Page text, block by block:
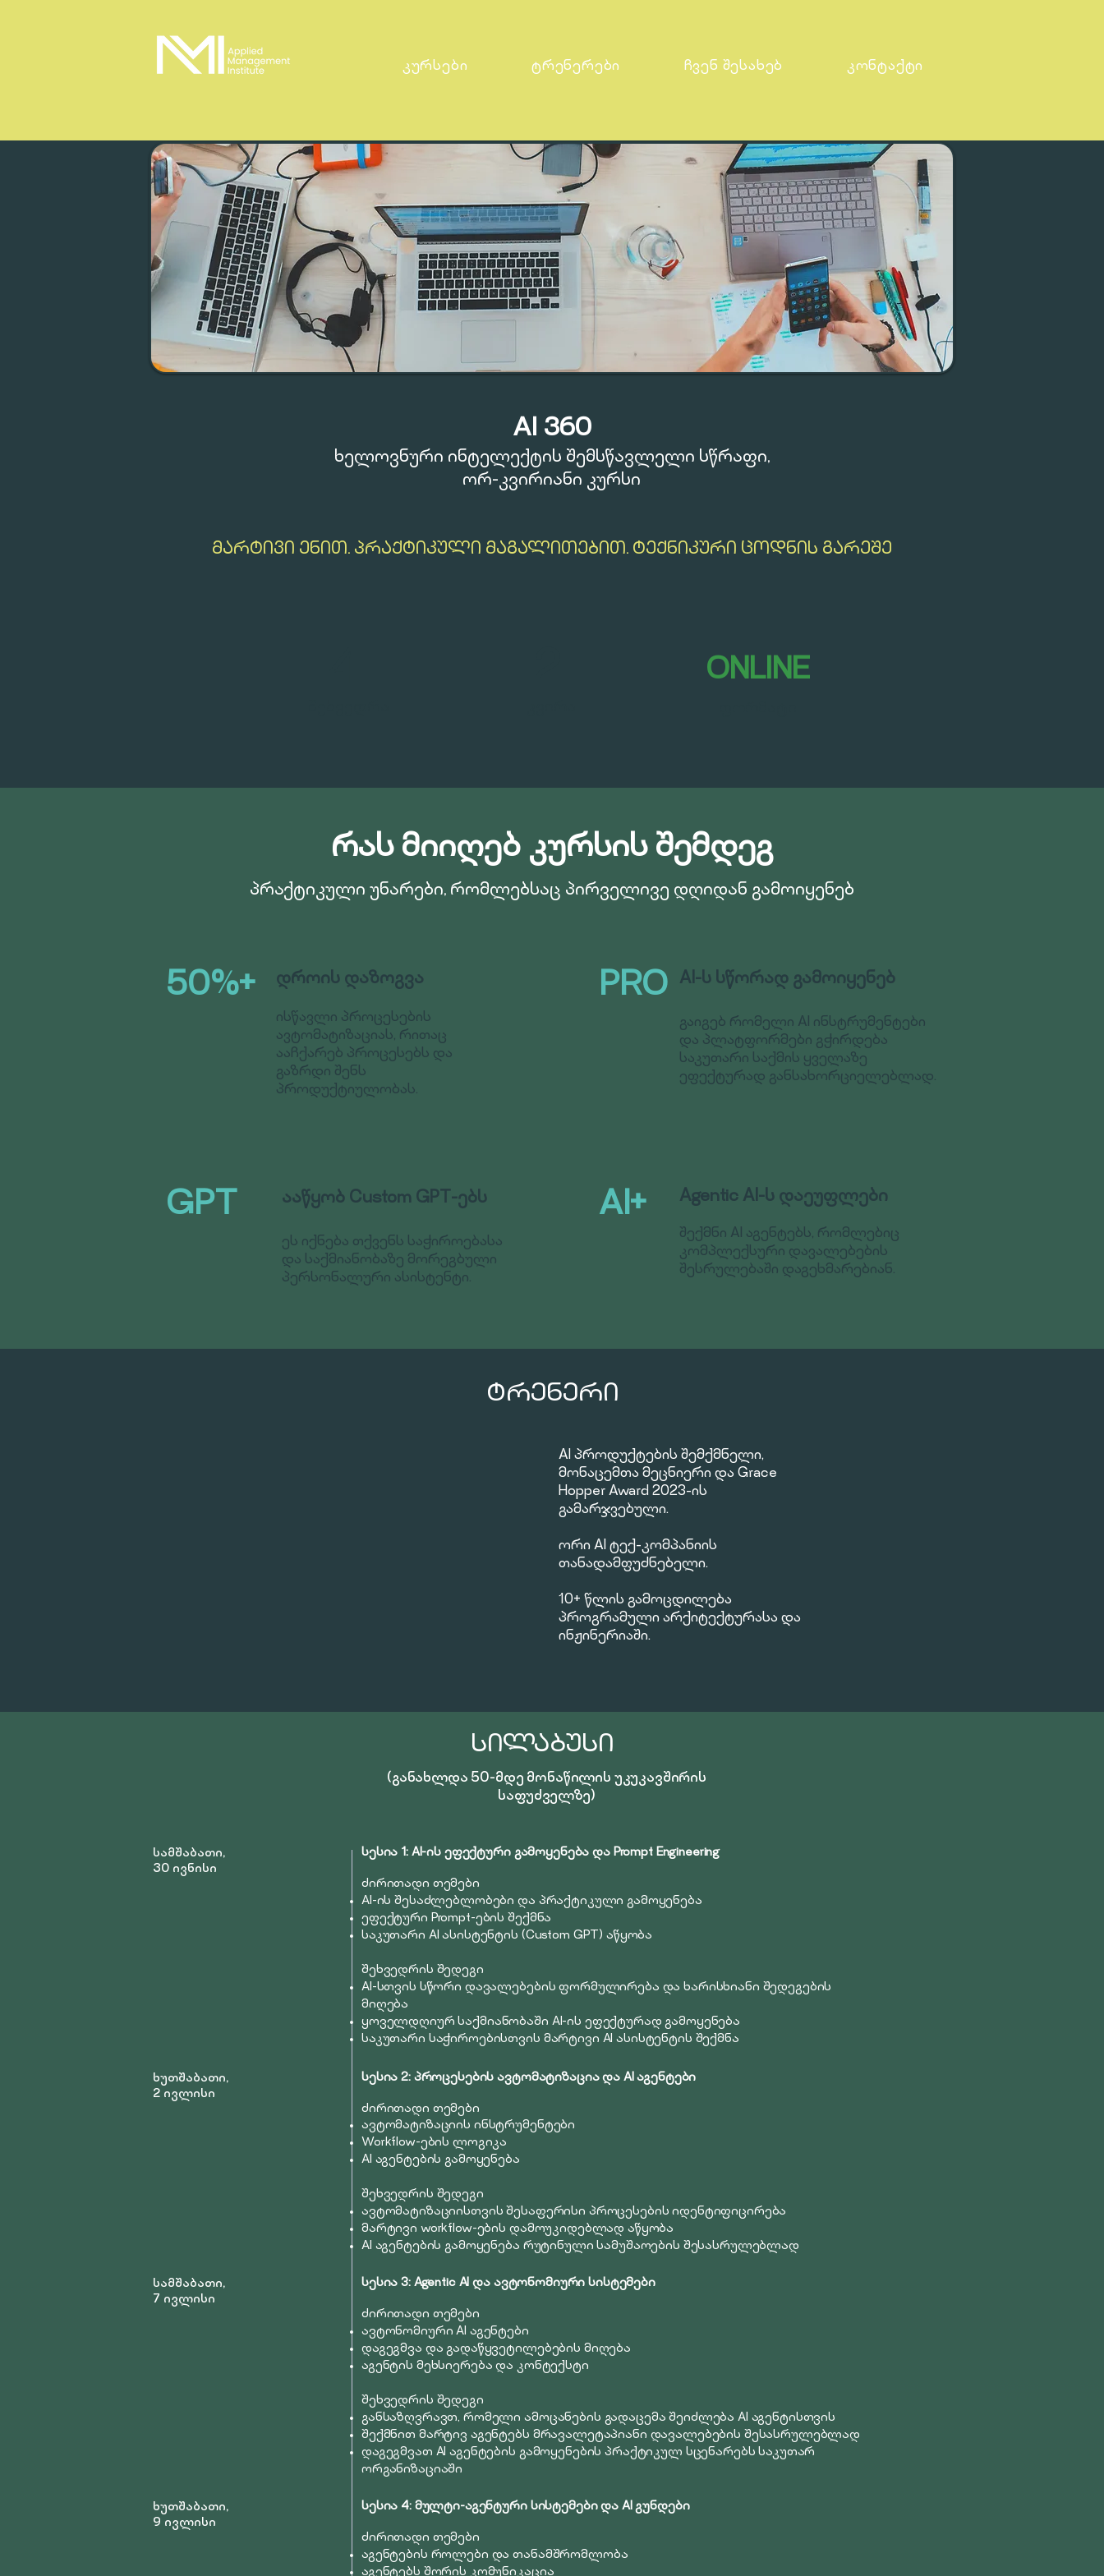
კურსები ტრენერები ჩვენ შესახებ კონტაქტი
AI 360
ხელოვნური ინტელექტის შემსწავლელი სწრაფი,
ორ-კვირიანი კურსი
ᲛᲐᲠᲢᲘᲕᲘ ᲔᲜᲘᲗ. ᲞᲠᲐᲥᲢᲘᲙᲣᲚᲘ ᲛᲐᲒᲐᲚᲘᲗᲔᲑᲘᲗ. ᲢᲔᲥᲜᲘᲙᲣᲠᲘ ᲪᲝᲓᲜᲘᲡ ᲒᲐᲠᲔᲨᲔ
ONLINE
რას მიიღებ კურსის შემდეგ
პრაქტიკული უნარები, რომლებსაც პირველივე დღიდან გამოიყენებ
50%+ დროის დაზოგვა
ისწავლი პროცესების
ავტომატიზაციას, რითაც
ააჩქარებ პროცესებს და
გაზრდი შენს
პროდუქტიულობას.
PRO AI-ს სწორად გამოიყენებ
გაიგებ რომელი AI ინსტრუმენტები
და პლატფორმები გჭირდება
საკუთარი საქმის ყველაზე
ეფექტურად განსახორციელებლად.
GPT ააწყობ Custom GPT-ებს
ეს იქნება თქვენს საჭიროებასა
და საქმიანობაზე მორეგბული
პერსონალური ასისტენტი.
AI+ Agentic AI-ს დაეუფლები
შექმნი AI აგენტებს, რომლებიც
კომპლექსური დავალებების
შესრულებაში დაგეხმარებიან.
ᲢᲠᲔᲜᲔᲠᲘ
AI პროდუქტების შემქმნელი,
მონაცემთა მეცნიერი და Grace
Hopper Award 2023-ის
გამარჯვებული.
ორი AI ტექ-კომპანიის
თანადამფუძნებელი.
10+ წლის გამოცდილება
პროგრამული არქიტექტურასა და
ინჟინერიაში.
ᲡᲘᲚᲐᲑᲣᲡᲘ
(განახლდა 50-მდე მონაწილის უკუკავშირის
საფუძველზე)
სამშაბათი,
30 ივნისი
სესია 1: AI-ის ეფექტური გამოყენება და Prompt Engineering
ძირითადი თემები
AI-ის შესაძლებლობები და პრაქტიკული გამოყენება
ეფექტური Prompt-ების შექმნა
საკუთარი AI ასისტენტის (Custom GPT) აწყობა
შეხვედრის შედეგი
AI-სთვის სწორი დავალებების ფორმულირება და ხარისხიანი შედეგების
მიღება
ყოველდღიურ საქმიანობაში AI-ის ეფექტურად გამოყენება
საკუთარი საჭიროებისთვის მარტივი AI ასისტენტის შექმნა
ხუთშაბათი,
2 ივლისი
სესია 2: პროცესების ავტომატიზაცია და AI აგენტები
ძირითადი თემები
ავტომატიზაციის ინსტრუმენტები
Workflow-ების ლოგიკა
AI აგენტების გამოყენება
შეხვედრის შედეგი
ავტომატიზაციისთვის შესაფერისი პროცესების იდენტიფიცირება
მარტივი workflow-ების დამოუკიდებლად აწყობა
AI აგენტების გამოყენება რუტინული სამუშაოების შესასრულებლად
სამშაბათი,
7 ივლისი
სესია 3: Agentic AI და ავტონომიური სისტემები
ძირითადი თემები
ავტონომიური AI აგენტები
დაგეგმვა და გადაწყვეტილებების მიღება
აგენტის მეხსიერება და კონტექსტი
შეხვედრის შედეგი
განსაზღვრავთ, რომელი ამოცანების გადაცემა შეიძლება AI აგენტისთვის
შექმნით მარტივ აგენტებს მრავალეტაპიანი დავალებების შესასრულებლად
დაგეგმვათ AI აგენტების გამოყენების პრაქტიკულ სცენარებს საკუთარ
ორგანიზაციაში
ხუთშაბათი,
9 ივლისი
სესია 4: მულტი-აგენტური სისტემები და AI გუნდები
ძირითადი თემები
აგენტების როლები და თანამშრომლობა
აგენტებს შორის კომუნიკაცია